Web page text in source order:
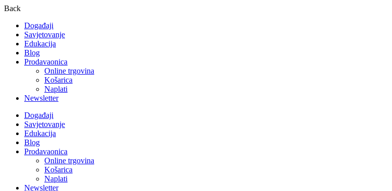
Back
Događaji
Savjetovanje
Edukacija
Blog
Prodavaonica
Online trgovina
Košarica
Naplati
Newsletter
Događaji
Savjetovanje
Edukacija
Blog
Prodavaonica
Online trgovina
Košarica
Naplati
Newsletter